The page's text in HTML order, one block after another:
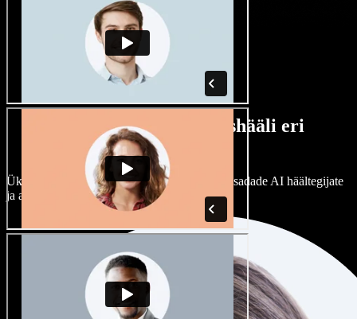
Lai valik mees- ja naishääli eri
aktsentidega
Ükski projekt ei pea kõlama ühtemoodi. Vali sadade AI häältegijate
ja aktsentide hulgast ning kohanda neid.